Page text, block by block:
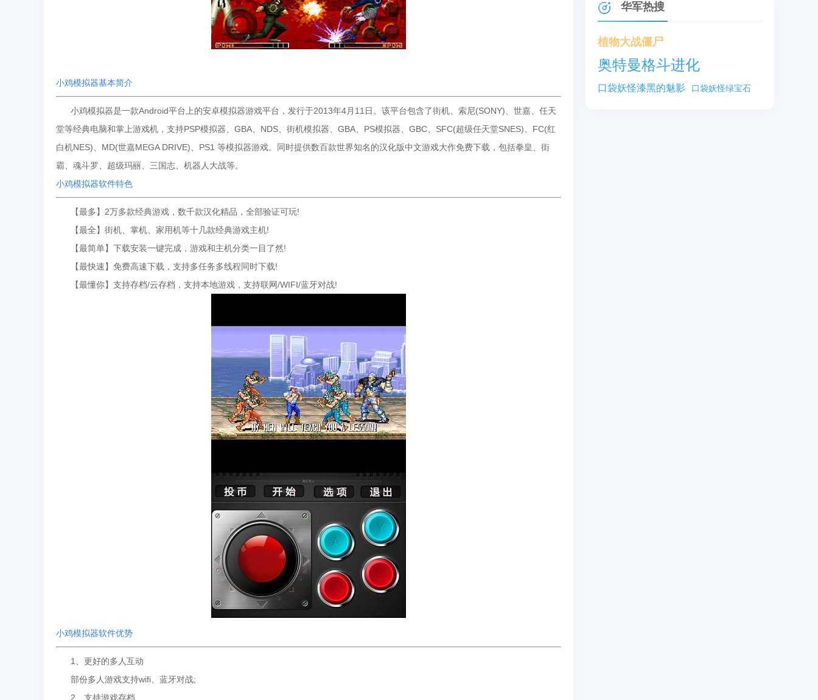
小鸡模拟器基本简介
小鸡模拟器是一款Android平台上的安卓模拟器游戏平台，发行于2013年4月11日。该平台包含了街机、索尼(SONY)、世嘉、任天
堂等经典电脑和掌上游戏机，支持PSP模拟器、GBA、NDS、街机模拟器、GBA、PS模拟器、GBC、SFC(超级任天堂SNES)、FC(红
白机NES)、MD(世嘉MEGA DRIVE)、PS1 等模拟器游戏。同时提供数百款世界知名的汉化版中文游戏大作免费下载，包括拳皇、街
霸、魂斗罗、超级玛丽、三国志、机器人大战等。
小鸡模拟器软件特色
【最多】2万多款经典游戏，数千款汉化精品，全部验证可玩!
【最全】街机、掌机、家用机等十几款经典游戏主机!
【最简单】下载安装一键完成，游戏和主机分类一目了然!
【最快速】免费高速下载，支持多任务多线程同时下载!
【最懂你】支持存档/云存档，支持本地游戏，支持联网/WIFI/蓝牙对战!
小鸡模拟器软件优势
1、更好的多人互动
部份多人游戏支持wifi、蓝牙对战;
2、支持游戏存档
华军热搜
植物大战僵尸
奥特曼格斗进化
口袋妖怪漆黑的魅影 口袋妖怪绿宝石